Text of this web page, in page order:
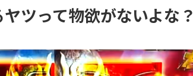
ツって物欲がないよな？